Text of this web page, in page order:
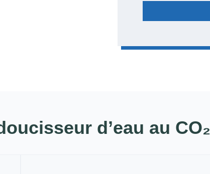
d’eau au CO₂